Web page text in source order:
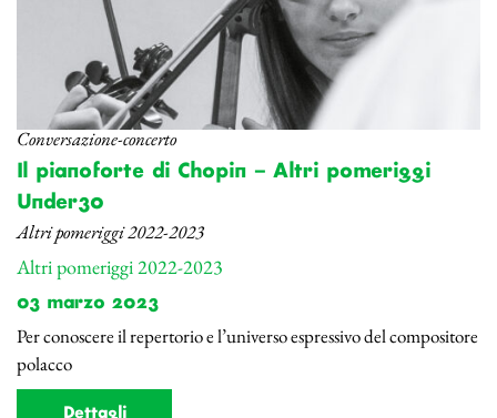
Conversazione-concerto
Il pianoforte di Chopin – Altri pomeriggi
Under30
Altri pomeriggi 2022-2023
Altri pomeriggi 2022-2023
03 marzo 2023
Per conoscere il repertorio e l’universo espressivo del compositore
polacco
Dettagli